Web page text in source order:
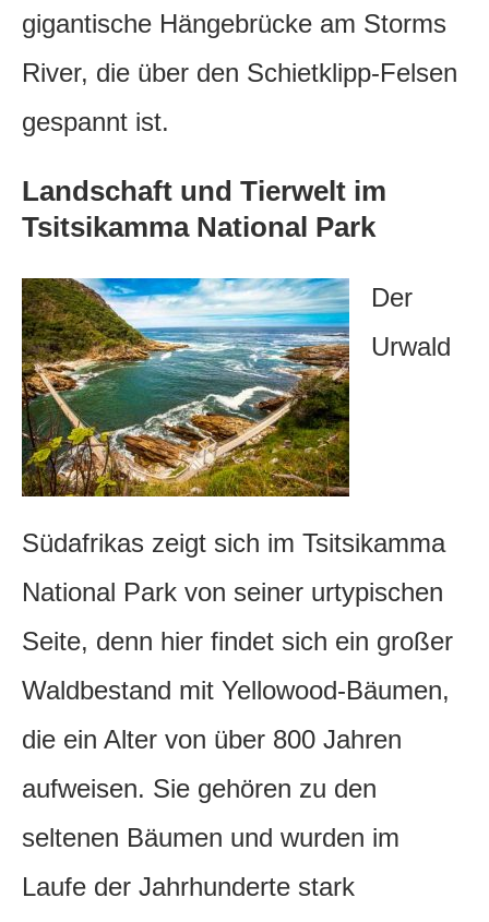
gigantische Hängebrücke am Storms
River, die über den Schietklipp-Felsen
gespannt ist.
Landschaft und Tierwelt im
Tsitsikamma National Park
Der
Urwald
Südafrikas zeigt sich im Tsitsikamma
National Park von seiner urtypischen
Seite, denn hier findet sich ein großer
Waldbestand mit Yellowood-Bäumen,
die ein Alter von über 800 Jahren
aufweisen. Sie gehören zu den
seltenen Bäumen und wurden im
Laufe der Jahrhunderte stark